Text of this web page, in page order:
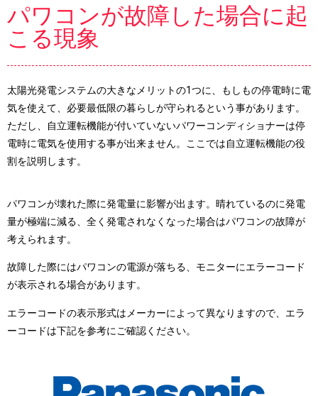
パワコンが故障した場合に起
こる現象
太陽光発電システムの大きなメリットの1つに、もしもの停電時に電
気を使えて、必要最低限の暮らしが守られるという事があります。
ただし、自立運転機能が付いていないパワーコンディショナーは停
電時に電気を使用する事が出来ません。ここでは自立運転機能の役
割を説明します。
パワコンが壊れた際に発電量に影響が出ます。晴れているのに発電
量が極端に減る、全く発電されなくなった場合はパワコンの故障が
考えられます。
故障した際にはパワコンの電源が落ちる、モニターにエラーコード
が表示される場合があります。
エラーコードの表示形式はメーカーによって異なりますので、エラ
ーコードは下記を参考にご確認ください。